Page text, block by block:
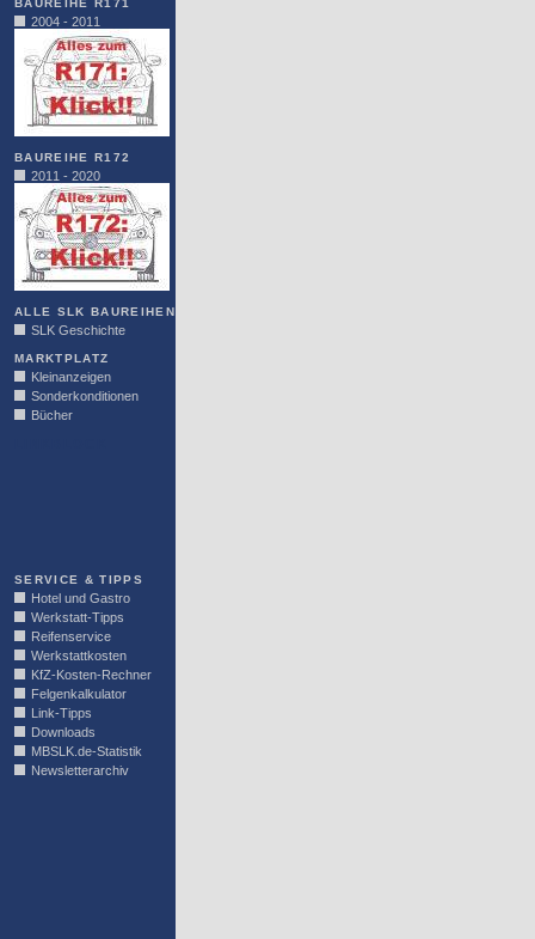
BAUREIHE R171
2004 - 2011
BAUREIHE R172
2011 - 2020
ALLE SLK BAUREIHEN
SLK Geschichte
MARKTPLATZ
Kleinanzeigen
Sonderkonditionen
Bücher
SERVICE & TIPPS
Hotel und Gastro
Werkstatt-Tipps
Reifenservice
Werkstattkosten
KfZ-Kosten-Rechner
Felgenkalkulator
Link-Tipps
Downloads
MBSLK.de-Statistik
Newsletterarchiv